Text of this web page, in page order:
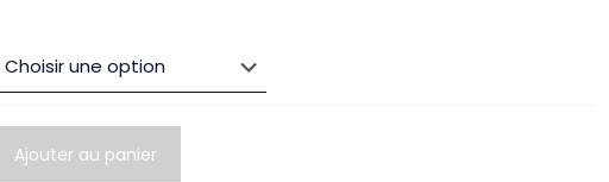
Ajouter au panier